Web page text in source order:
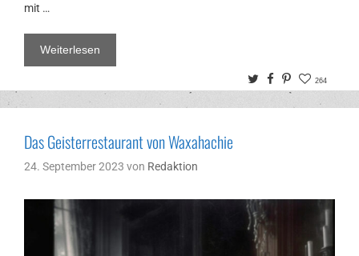
mit …
Weiterlesen
TwitterFacebook
Pinterest
264
Das Geisterrestaurant von Waxahachie
24. September 2023 von Redaktion